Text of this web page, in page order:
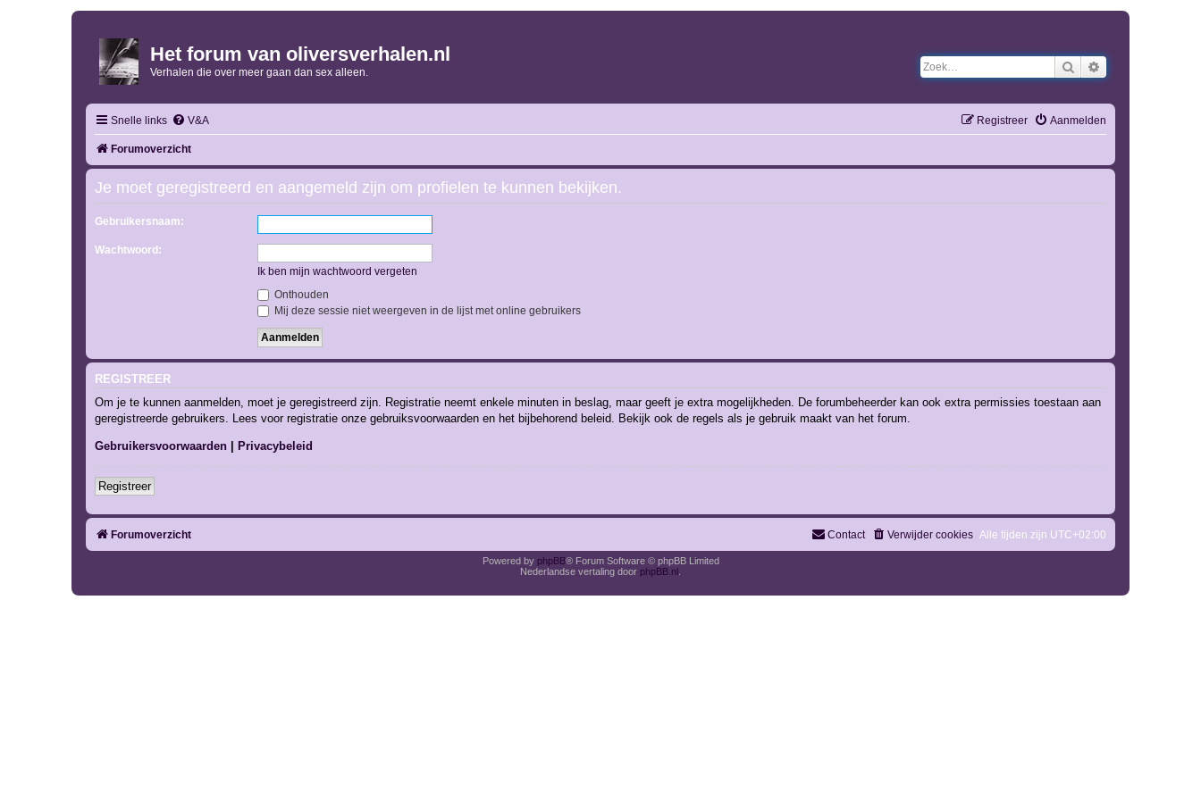
Het forum van oliversverhalen.nl
Verhalen die over meer gaan dan sex alleen. Zoek
Snelle links V&A Aanmelden
Registreer
Forumoverzicht
Je moet geregistreerd en aangemeld zijn om profielen te kunnen bekijken.
Gebruikersnaam:
Wachtwoord:
Ik ben mijn wachtwoord vergeten
Onthouden
Mij deze sessie niet weergeven in de lijst met online gebruikers
REGISTREER
Om je te kunnen aanmelden, moet je geregistreerd zijn. Registratie neemt enkele minuten in beslag, maar geeft je extra mogelijkheden. De forumbeheerder kan ook extra permissies toestaan aan
geregistreerde gebruikers. Lees voor registratie onze gebruiksvoorwaarden en het bijbehorend beleid. Bekijk ook de regels als je gebruik maakt van het forum.
Gebruikersvoorwaarden | Privacybeleid
Registreer
Forumoverzicht Alle tijden zijn UTC+02:00
Verwijder cookies
Contact
Powered by phpBB® Forum Software © phpBB Limited
Nederlandse vertaling door phpBB.nl